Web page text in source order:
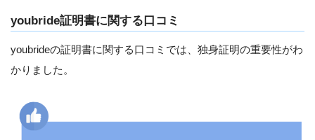
youbride証明書に関する口コミ
youbrideの証明書に関する口コミでは、独身証明の重要性がわ
かりました。